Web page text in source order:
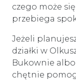
czego może
przebiega
Jeżeli
działki w
Bukownie
chętnie